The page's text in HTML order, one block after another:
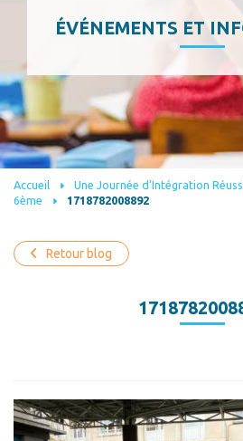
ÉVÉNEMENTS ET
Accueil
Une Journée d’Intégration
6ème
1718782008892
Retour blog